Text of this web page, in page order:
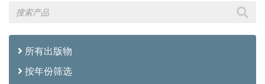
所有出版物
按年份筛选